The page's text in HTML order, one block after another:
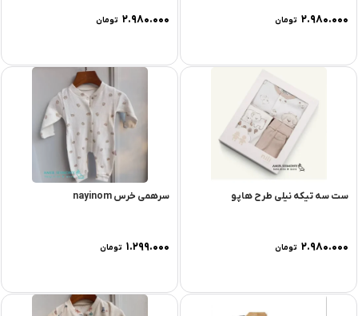
۲.۹۸۰.۰۰۰ تومان ۲.۹۸۰.۰۰۰ تومان
ست سه تیکه نیلی طرح هاپو
۲.۹۸۰.۰۰۰ تومان
سرهمی خرس nayinom
۱.۲۹۹.۰۰۰ تومان